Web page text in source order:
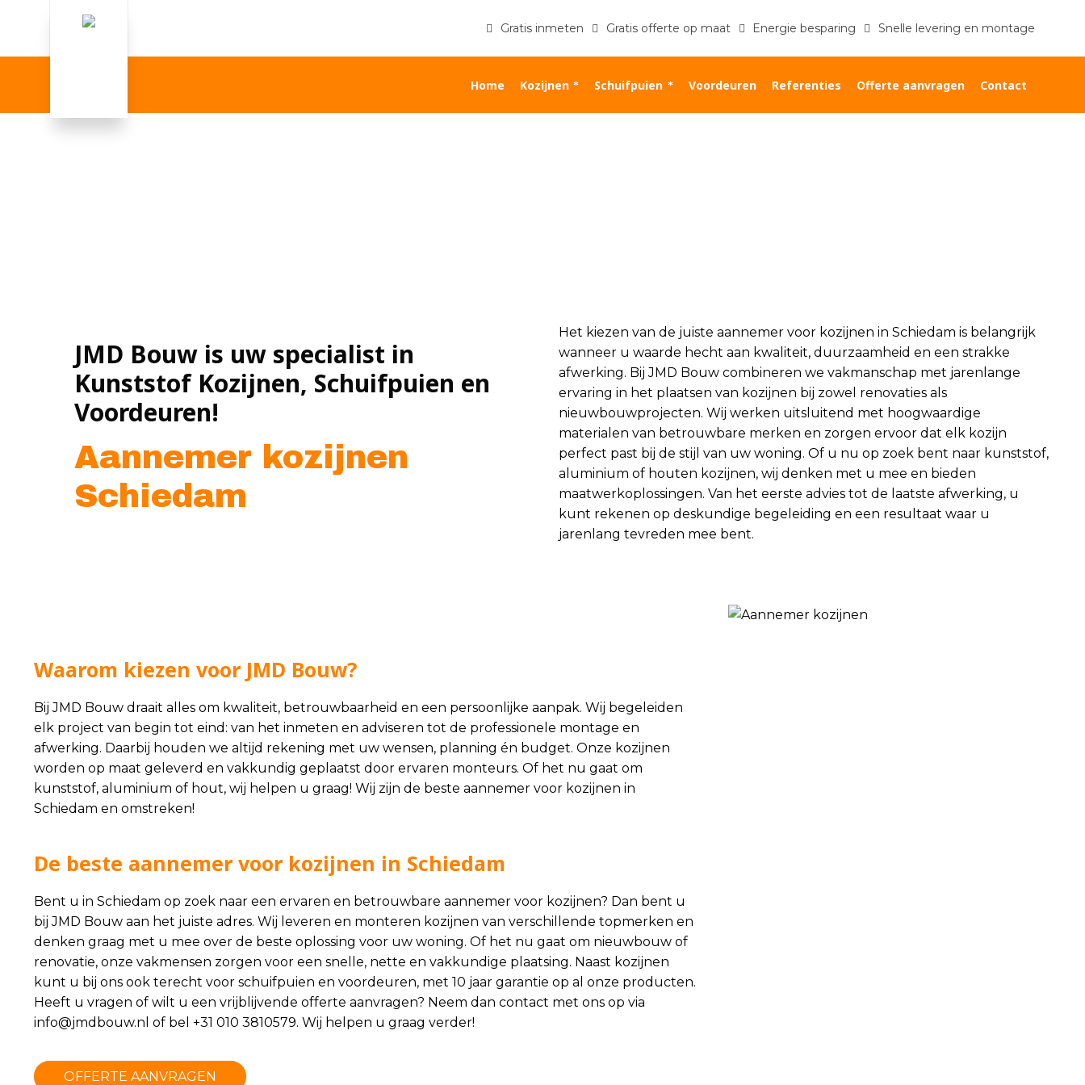
Gratis inmeten Gratis offerte op maat Energie besparing Snelle levering en montage
Home Kozijnen Schuifpuien Voordeuren Referenties Offerte aanvragen Contact
JMD Bouw is uw specialist in
Kunststof Kozijnen, Schuifpuien en
Voordeuren!
Aannemer kozijnen
Schiedam
Het kiezen van de juiste aannemer voor kozijnen in Schiedam is belangrijk
wanneer u waarde hecht aan kwaliteit, duurzaamheid en een strakke
afwerking. Bij JMD Bouw combineren we vakmanschap met jarenlange
ervaring in het plaatsen van kozijnen bij zowel renovaties als
nieuwbouwprojecten. Wij werken uitsluitend met hoogwaardige
materialen van betrouwbare merken en zorgen ervoor dat elk kozijn
perfect past bij de stijl van uw woning. Of u nu op zoek bent naar kunststof,
aluminium of houten kozijnen, wij denken met u mee en bieden
maatwerkoplossingen. Van het eerste advies tot de laatste afwerking, u
kunt rekenen op deskundige begeleiding en een resultaat waar u
jarenlang tevreden mee bent.
Waarom kiezen voor JMD Bouw?
Bij JMD Bouw draait alles om kwaliteit, betrouwbaarheid en een persoonlijke aanpak. Wij begeleiden
elk project van begin tot eind: van het inmeten en adviseren tot de professionele montage en
afwerking. Daarbij houden we altijd rekening met uw wensen, planning én budget. Onze kozijnen
worden op maat geleverd en vakkundig geplaatst door ervaren monteurs. Of het nu gaat om
kunststof, aluminium of hout, wij helpen u graag! Wij zijn de beste aannemer voor kozijnen in
Schiedam en omstreken!
De beste aannemer voor kozijnen in Schiedam
Bent u in Schiedam op zoek naar een ervaren en betrouwbare aannemer voor kozijnen? Dan bent u
bij JMD Bouw aan het juiste adres. Wij leveren en monteren kozijnen van verschillende topmerken en
denken graag met u mee over de beste oplossing voor uw woning. Of het nu gaat om nieuwbouw of
renovatie, onze vakmensen zorgen voor een snelle, nette en vakkundige plaatsing. Naast kozijnen
kunt u bij ons ook terecht voor schuifpuien en voordeuren, met 10 jaar garantie op al onze producten.
Heeft u vragen of wilt u een vrijblijvende offerte aanvragen? Neem dan contact met ons op via
info@jmdbouw.nl of bel +31 010 3810579. Wij helpen u graag verder!
OFFERTE AANVRAGEN